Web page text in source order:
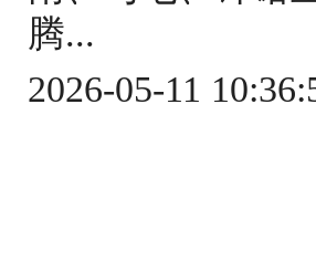
腾...
2026-05-11